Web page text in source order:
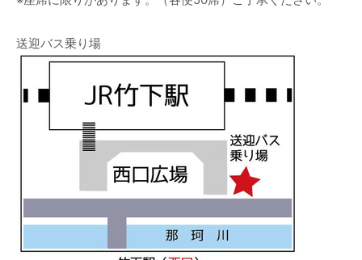
送迎バス乗り場